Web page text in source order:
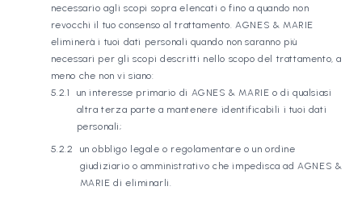
necessario agli scopi sopra elencati o fino a quando non
revocchi il tuo consenso al trattamento. AGNES & MARIE
eliminerà i tuoi dati personali quando non saranno più
necessari per gli scopi descritti nello scopo del trattamento, a
meno che non vi siano:
un interesse primario di AGNES & MARIE o di qualsiasi
altra terza parte a mantenere identificabili i tuoi dati
personali;
un obbligo legale o regolamentare o un ordine
giudiziario o amministrativo che impedisca ad AGNES &
MARIE di eliminarli.